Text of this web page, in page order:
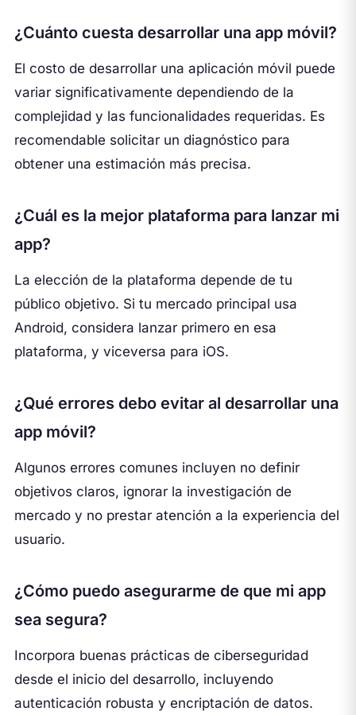
¿Cuánto cuesta desarrollar una app móvil?
El costo de desarrollar una aplicación móvil puede
variar significativamente dependiendo de la
complejidad y las funcionalidades requeridas. Es
recomendable solicitar un diagnóstico para
obtener una estimación más precisa.
¿Cuál es la mejor plataforma para lanzar mi
app?
La elección de la plataforma depende de tu
público objetivo. Si tu mercado principal usa
Android, considera lanzar primero en esa
plataforma, y viceversa para iOS.
¿Qué errores debo evitar al desarrollar una
app móvil?
Algunos errores comunes incluyen no definir
objetivos claros, ignorar la investigación de
mercado y no prestar atención a la experiencia del
usuario.
¿Cómo puedo asegurarme de que mi app
sea segura?
Incorpora buenas prácticas de ciberseguridad
desde el inicio del desarrollo, incluyendo
autenticación robusta y encriptación de datos.